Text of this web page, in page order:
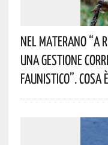
Nel Materano “a
Una Gestione
Faunistico”. Cosa